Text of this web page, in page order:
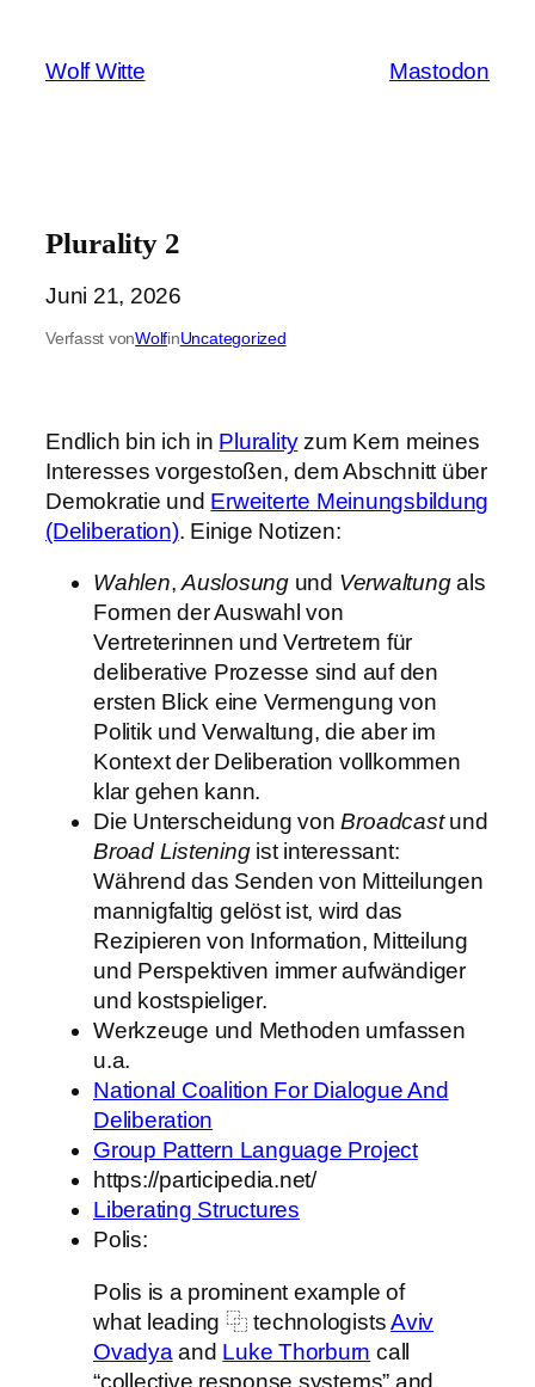
springen
Wolf Witte Mastodon
Plurality 2
Juni 21, 2026
Verfasst vonWolfinUncategorized
Endlich bin ich in Pluralityzum Kern meines
Interesses vorgestoßen, dem Abschnitt über
Demokratie und Erweiterte Meinungsbildung
(Deliberation). Einige Notizen:
Wahlen,Auslosungund Verwaltungals
Formen der Auswahl von
Vertreterinnen und Vertretern für
deliberative Prozesse sind auf den
ersten Blick eine Vermengung von
Politik und Verwaltung, die aber im
Kontext der Deliberation vollkommen
klar gehen kann.
Die Unterscheidung vonBroadcastund
Broad Listeningist interessant:
Während das Senden von Mitteilungen
mannigfaltig gelöst ist, wird das
Rezipieren von Information, Mitteilung
und Perspektiven immer aufwändiger
und kostspieliger.
Werkzeuge und Methoden umfassen
u.a.
National Coalition For Dialogue And
Deliberation
Group Pattern Language Project
https://participedia.net/
Liberating Structures
Polis:
Polis is a prominent example of
what leading ⿻ technologistsAviv
Ovadya and Luke Thorburn call
“collective response systems” and